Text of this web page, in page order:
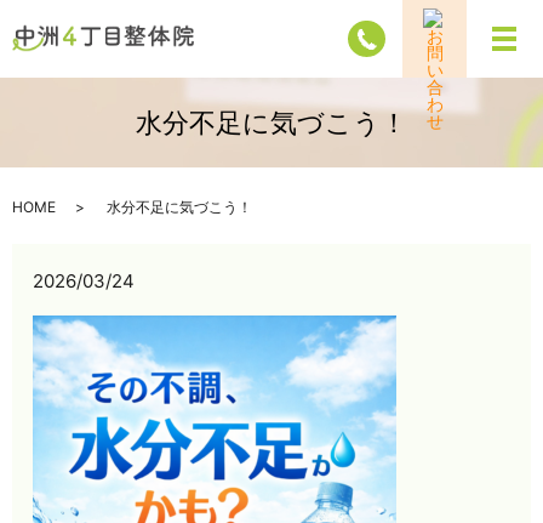
メ
水分不足に気づこう！
HOME 水分不足に気づこう！
2026/03/24